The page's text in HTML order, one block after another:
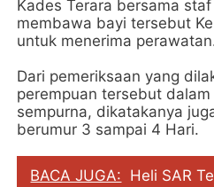
Kades Terara bersama
membawa bayi tersebut
untuk menerima
Dari pemeriksaan yang
perempuan tersebut
sempurna, dikatakanya
berumur 3 sampai 4 Hari.
BACA JUGA: Heli SAR